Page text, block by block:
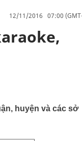
12/11/2016 07:00
huyện và các sở